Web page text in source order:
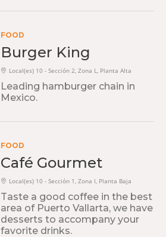
FOOD
Burger King
Local(es) 10 - Sección 2, Zona L, Planta Alta
Leading hamburger chain in
Mexico.
FOOD
Café Gourmet
Local(es) 10 - Sección 1, Zona I, Planta Baja
Taste a good coffee in the best
area of ​​Puerto Vallarta, we have
desserts to accompany your
favorite drinks.